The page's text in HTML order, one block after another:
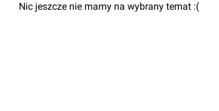
Nic jeszcze nie mamy na wybrany temat :(